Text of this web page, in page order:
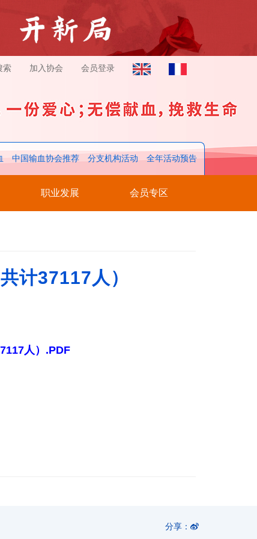
索 加入协会 会员登录
中国输血协会推荐 分支机构活动 全年活动预告
职业发展 会员专区
计37117人）
人）.PDF
分享：